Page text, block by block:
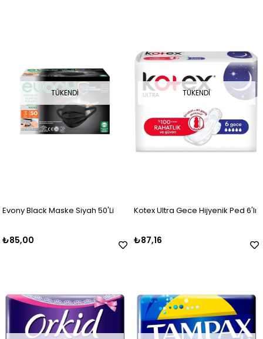
TÜKENDI
Evony Black Maske Siyah 50'Li
₺85,00
TÜKENDI
Kotex Ultra Gece Hijyenik Ped 6'lı
₺87,16